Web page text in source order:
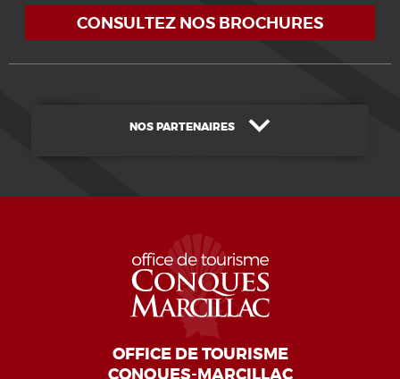
CONSULTEZ NOS BROCHURES
NOS PARTENAIRES
OFFICE DE TOURISME
CONQUES-MARCILLAC